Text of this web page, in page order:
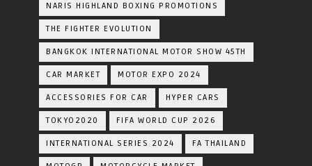
NARIS HIGHLAND BOXING PROMOTIONS
THE FIGHTER EVOLUTION
BANGKOK INTERNATIONAL MOTOR SHOW 45TH
CAR MARKET MOTOR EXPO 2024
ACCESSORIES FOR CAR HYPER CARS
TOKYO2020 FIFA WORLD CUP 2026
INTERNATIONAL SERIES 2024 FA THAILAND